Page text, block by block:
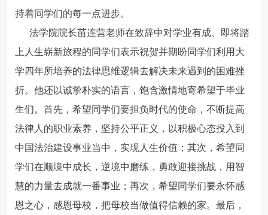
持着同学们的每一点进步。
法学院院长苗连营老师在致辞中对学业有成、即将踏
上人生崭新旅程的同学们表示祝贺并期盼同学们利用大
学四年所培养的法律思维逻辑去解决未来遇到的困难挫
折。他还以诚挚朴实的语言，饱含激情地寄希望于毕业
生们。首先，希望同学们要担负时代的使命，不断提高
法律人的职业素养，坚持公平正义，以积极心态投入到
中国法治建设事业当中，实现人生价值；其次，希望同
学们在顺境中成长，逆境中磨练，勇敢迎接挑战，用智
慧的力量去成就一番事业；再次，希望同学们要永怀感
恩之心，感恩母校，把母校当做值得信赖的家。最后，